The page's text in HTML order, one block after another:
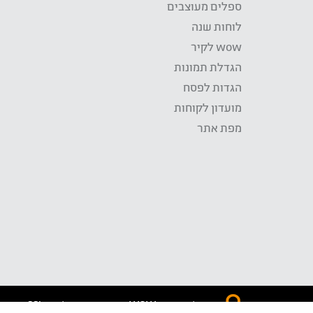
ספלים מעוצבים
לוחות שנה
wow לקיר
הגדלת תמונות
הגדות לפסח
מועדון לקוחות
מפת אתר
התשלום באתר WOW מאובטח בטכנולוגית SSL